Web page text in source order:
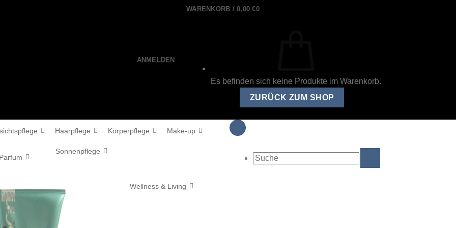
ANMELDEN
WARENKORB /0,00€0
Es befinden sich keine Produkte im Warenkorb.
ZURÜCK ZUM SHOP
Haarpflege Körperpflege Make-up
Parfum
Sonnenpflege
Wellness & Living
Suche